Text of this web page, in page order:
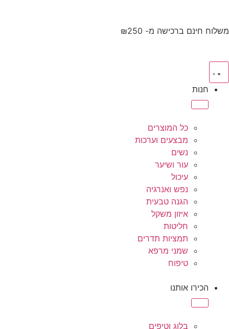
משלוח חינם ברכישה מ- ₪250
חנות
כל המוצרים
מבצעים וערכות
נשים
עור ושיער
עיכול
נפש ואנרגיה
הגנה טבעית
איזון משקל
חליטות
תמציות תדרים
שמני מרפא
טיפוח
הכירו אותנו
בלוג וטיפים